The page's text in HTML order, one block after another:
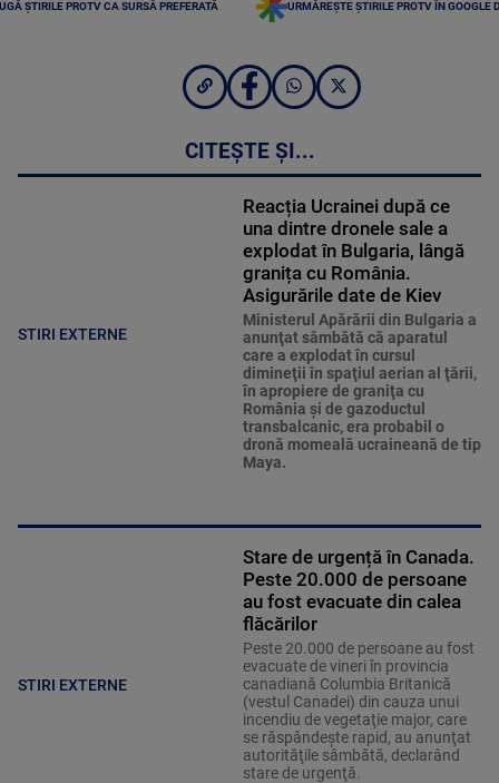
ȘTIRILE PROTV CA SURSĂ PREFERATĂ URMĂREȘTE ȘTIRILE PROTV ÎN GOOGLE
CITEȘTE ȘI...
STIRI EXTERNE
Reacția Ucrainei după ce
una dintre dronele sale a
explodat în Bulgaria, lângă
granița cu România.
Asigurările date de Kiev
Ministerul Apărării din Bulgaria a
anunţat sâmbătă că aparatul
care a explodat în cursul
dimineţii în spaţiul aerian al ţării,
în apropiere de graniţa cu
România şi de gazoductul
transbalcanic, era probabil o
dronă momeală ucraineană de tip
Maya.
STIRI EXTERNE
Stare de urgență în Canada.
Peste 20.000 de persoane
au fost evacuate din calea
flăcărilor
Peste 20.000 de persoane au fost
evacuate de vineri în provincia
canadiană Columbia Britanică
(vestul Canadei) din cauza unui
incendiu de vegetaţie major, care
se răspândeşte rapid, au anunţat
autorităţile sâmbătă, declarând
stare de urgenţă.